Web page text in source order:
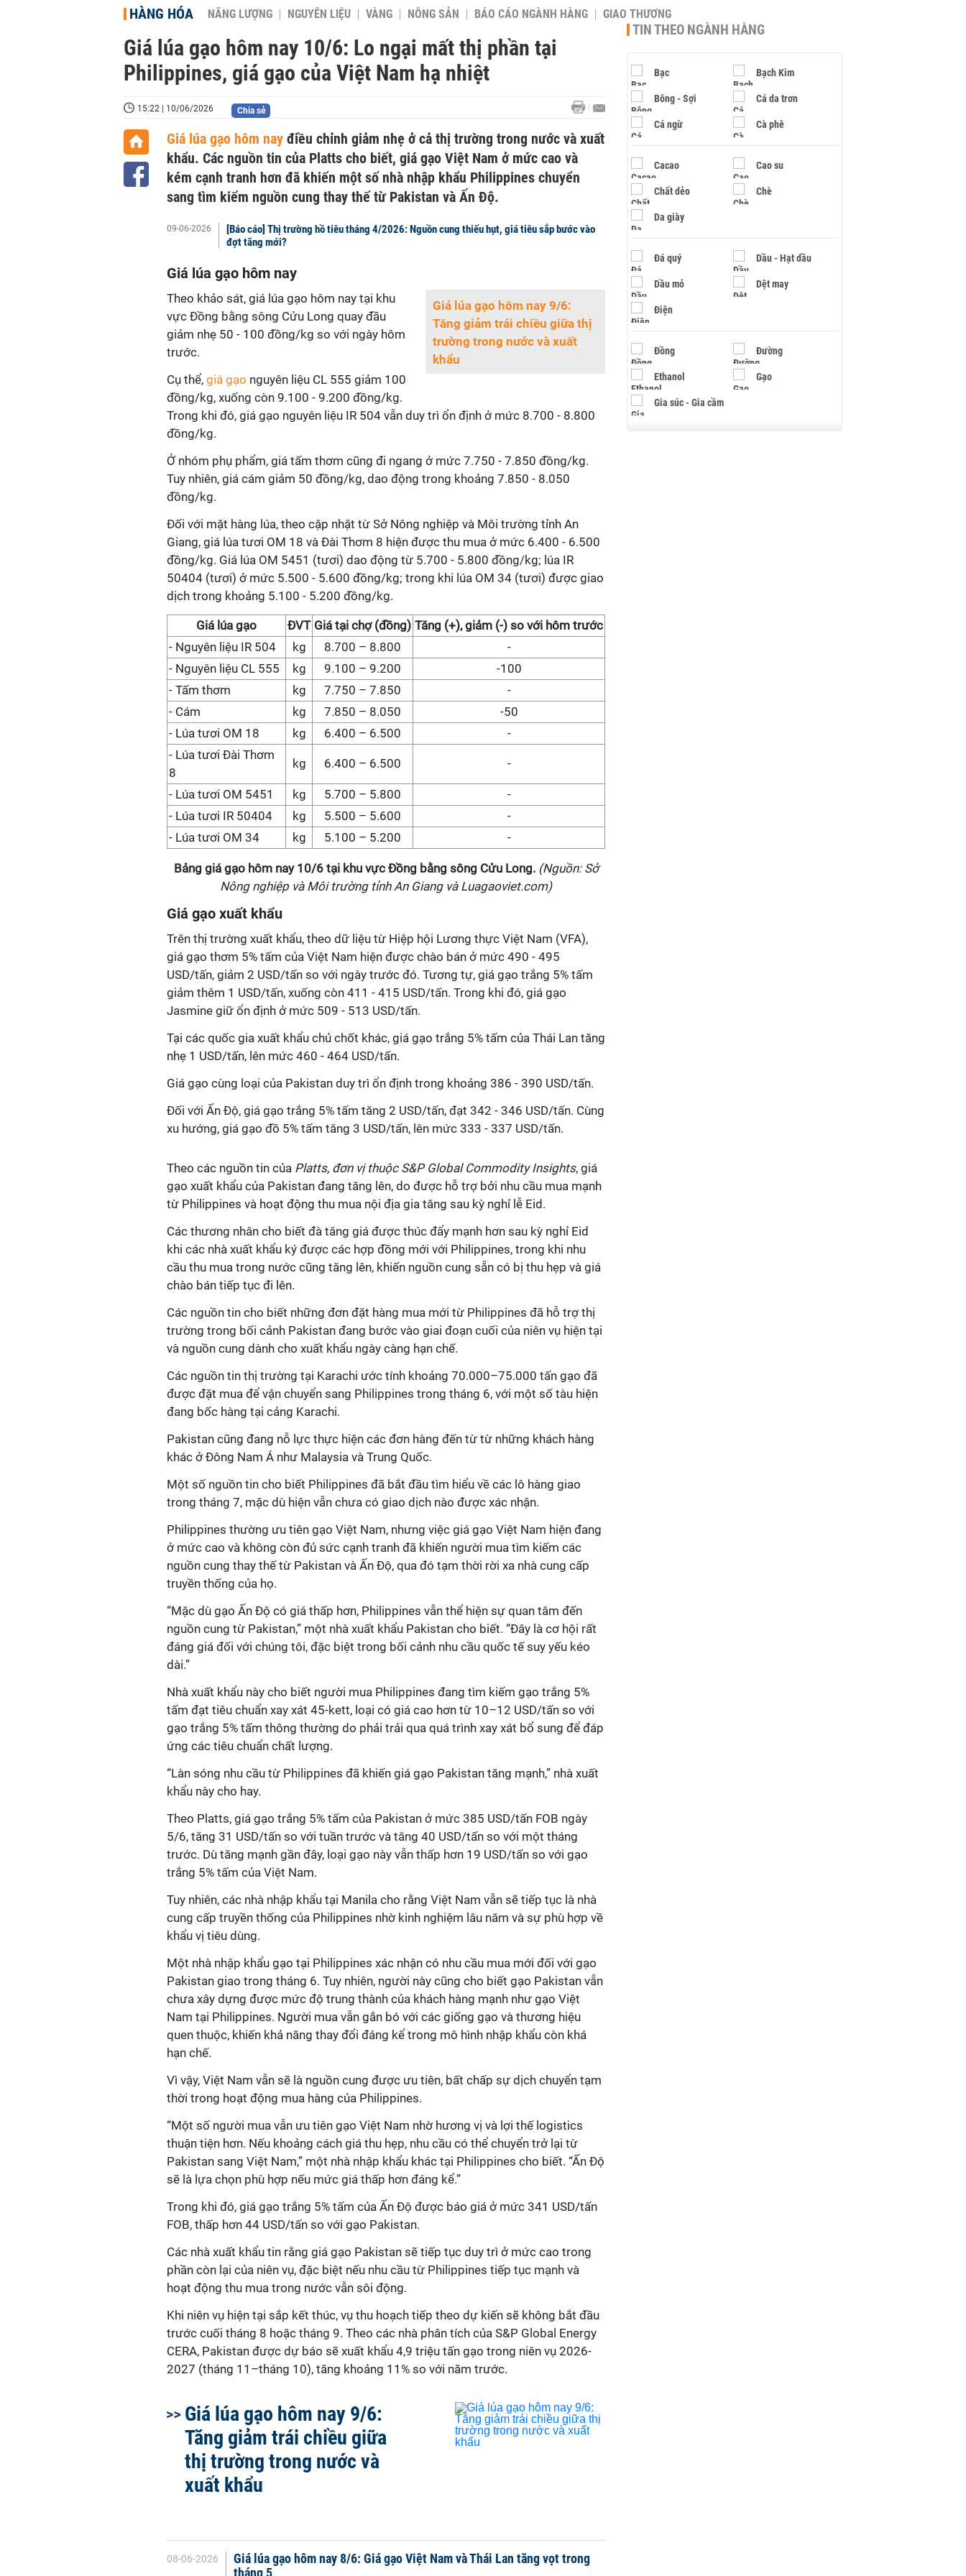
HÀNG HÓA NĂNG LƯỢNG NGUYÊN LIỆU VÀNG NÔNG SẢN BÁO CÁO NGÀNH HÀNG GIAO THƯƠNG
Giá lúa gạo hôm nay 10/6: Lo ngại mất thị phần tại
Philippines, giá gạo của Việt Nam hạ nhiệt
15:22 | 10/06/2026 Chia sẻ
Giá lúa gạo hôm nay điều chỉnh giảm nhẹ ở cả thị trường trong nước và xuất
khẩu. Các nguồn tin của Platts cho biết, giá gạo Việt Nam ở mức cao và
kém cạnh tranh hơn đã khiến một số nhà nhập khẩu Philippines chuyển
sang tìm kiếm nguồn cung thay thế từ Pakistan và Ấn Độ.
09-06-2026
[Báo cáo] Thị trường hồ tiêu tháng 4/2026: Nguồn cung thiếu hụt, giá tiêu sắp bước vào
đợt tăng mới?
Giá lúa gạo hôm nay
Giá lúa gạo hôm nay 9/6:
Tăng giảm trái chiều giữa thị
trường trong nước và xuất
khẩu
Theo khảo sát, giá lúa gạo hôm nay tại khu
vực Đồng bằng sông Cửu Long quay đầu
giảm nhẹ 50 - 100 đồng/kg so với ngày hôm
trước.
Cụ thể, giá gạo nguyên liệu CL 555 giảm 100
đồng/kg, xuống còn 9.100 - 9.200 đồng/kg.
Trong khi đó, giá gạo nguyên liệu IR 504 vẫn duy trì ổn định ở mức 8.700 - 8.800
đồng/kg.
Ở nhóm phụ phẩm, giá tấm thơm cũng đi ngang ở mức 7.750 - 7.850 đồng/kg.
Tuy nhiên, giá cám giảm 50 đồng/kg, dao động trong khoảng 7.850 - 8.050
đồng/kg.
Đối với mặt hàng lúa, theo cập nhật từ Sở Nông nghiệp và Môi trường tỉnh An
Giang, giá lúa tươi OM 18 và Đài Thơm 8 hiện được thu mua ở mức 6.400 - 6.500
đồng/kg. Giá lúa OM 5451 (tươi) dao động từ 5.700 - 5.800 đồng/kg; lúa IR
50404 (tươi) ở mức 5.500 - 5.600 đồng/kg; trong khi lúa OM 34 (tươi) được giao
dịch trong khoảng 5.100 - 5.200 đồng/kg.
Giá lúa gạo ĐVT Giá tại chợ(đồng) Tăng (+), giảm (-) so với hôm trước
- Nguyên liệu IR 504 kg 8.700 – 8.800
-
- Nguyên liệu CL 555 kg 9.100 – 9.200
-100
- Tấm thơm
kg 7.750 – 7.850
-
- Cám
kg 7.850 – 8.050
-50
- Lúa tươi OM 18
kg 6.400 – 6.500
-
- Lúa tươi Đài Thơm
8
kg 6.400 – 6.500 -
- Lúa tươi OM 5451 kg 5.700 – 5.800
-
- Lúa tươi IR 50404
kg 5.500 – 5.600
-
- Lúa tươi OM 34
kg 5.100 – 5.200 -
Bảng giá gạo hôm nay10/6tại khu vực Đồng bằng sông Cửu Long. (Nguồn: Sở
Nông nghiệp và Môi trường tỉnh An Giang và Luagaoviet.com)
Giá gạo xuất khẩu
Trên thị trường xuất khẩu, theo dữ liệu từ Hiệp hội Lương thực Việt Nam (VFA),
giá gạo thơm 5% tấm của Việt Nam hiện được chào bán ở mức 490 - 495
USD/tấn, giảm 2 USD/tấn so với ngày trước đó. Tương tự, giá gạo trắng 5% tấm
giảm thêm 1 USD/tấn, xuống còn 411 - 415 USD/tấn. Trong khi đó, giá gạo
Jasmine giữ ổn định ở mức 509 - 513 USD/tấn.
Tại các quốc gia xuất khẩu chủ chốt khác, giá gạo trắng 5% tấm của Thái Lan tăng
nhẹ 1 USD/tấn, lên mức 460 - 464 USD/tấn.
Giá gạo cùng loại của Pakistan duy trì ổn định trong khoảng 386 - 390 USD/tấn.
Đối với Ấn Độ, giá gạo trắng 5% tấm tăng 2 USD/tấn, đạt 342 - 346 USD/tấn. Cùng
xu hướng, giá gạo đồ 5% tấm tăng 3 USD/tấn, lên mức 333 - 337 USD/tấn.
Theo các nguồn tin của Platts, đơn vị thuộc S&P Global Commodity Insights, giá
gạo xuất khẩu của Pakistan đang tăng lên, do được hỗ trợ bởi nhu cầu mua mạnh
từ Philippines và hoạt động thu mua nội địa gia tăng sau kỳ nghỉ lễ Eid.
Các thương nhân cho biết đà tăng giá được thúc đẩy mạnh hơn sau kỳ nghỉ Eid
khi các nhà xuất khẩu ký được các hợp đồng mới với Philippines, trong khi nhu
cầu thu mua trong nước cũng tăng lên, khiến nguồn cung sẵn có bị thu hẹp và giá
chào bán tiếp tục đi lên.
Các nguồn tin cho biết những đơn đặt hàng mua mới từ Philippines đã hỗ trợ thị
trường trong bối cảnh Pakistan đang bước vào giai đoạn cuối của niên vụ hiện tại
và nguồn cung dành cho xuất khẩu ngày càng hạn chế.
Các nguồn tin thị trường tại Karachi ước tính khoảng 70.000–75.000 tấn gạo đã
được đặt mua để vận chuyển sang Philippines trong tháng 6, với một số tàu hiện
đang bốc hàng tại cảng Karachi.
Pakistan cũng đang nỗ lực thực hiện các đơn hàng đến từ từ những khách hàng
khác ở Đông Nam Á như Malaysia và Trung Quốc.
Một số nguồn tin cho biết Philippines đã bắt đầu tìm hiểu về các lô hàng giao
trong tháng 7, mặc dù hiện vẫn chưa có giao dịch nào được xác nhận.
Philippines thường ưu tiên gạo Việt Nam, nhưng việc giá gạo Việt Nam hiện đang
ở mức cao và không còn đủ sức cạnh tranh đã khiến người mua tìm kiếm các
nguồn cung thay thế từ Pakistan và Ấn Độ, qua đó tạm thời rời xa nhà cung cấp
truyền thống của họ.
“Mặc dù gạo Ấn Độ có giá thấp hơn, Philippines vẫn thể hiện sự quan tâm đến
nguồn cung từ Pakistan,” một nhà xuất khẩu Pakistan cho biết. “Đây là cơ hội rất
đáng giá đối với chúng tôi, đặc biệt trong bối cảnh nhu cầu quốc tế suy yếu kéo
dài.”
Nhà xuất khẩu này cho biết người mua Philippines đang tìm kiếm gạo trắng 5%
tấm đạt tiêu chuẩn xay xát 45-kett, loại có giá cao hơn từ 10–12 USD/tấn so với
gạo trắng 5% tấm thông thường do phải trải qua quá trình xay xát bổ sung để đáp
ứng các tiêu chuẩn chất lượng.
“Làn sóng nhu cầu từ Philippines đã khiến giá gạo Pakistan tăng mạnh,” nhà xuất
khẩu này cho hay.
Theo Platts, giá gạo trắng 5% tấm của Pakistan ở mức 385 USD/tấn FOB ngày
5/6, tăng 31 USD/tấn so với tuần trước và tăng 40 USD/tấn so với một tháng
trước. Dù tăng mạnh gần đây, loại gạo này vẫn thấp hơn 19 USD/tấn so với gạo
trắng 5% tấm của Việt Nam.
Tuy nhiên, các nhà nhập khẩu tại Manila cho rằng Việt Nam vẫn sẽ tiếp tục là nhà
cung cấp truyền thống của Philippines nhờ kinh nghiệm lâu năm và sự phù hợp về
khẩu vị tiêu dùng.
Một nhà nhập khẩu gạo tại Philippines xác nhận có nhu cầu mua mới đối với gạo
Pakistan giao trong tháng 6. Tuy nhiên, người này cũng cho biết gạo Pakistan vẫn
chưa xây dựng được mức độ trung thành của khách hàng mạnh như gạo Việt
Nam tại Philippines. Người mua vẫn gắn bó với các giống gạo và thương hiệu
quen thuộc, khiến khả năng thay đổi đáng kể trong mô hình nhập khẩu còn khá
hạn chế.
Vì vậy, Việt Nam vẫn sẽ là nguồn cung được ưu tiên, bất chấp sự dịch chuyển tạm
thời trong hoạt động mua hàng của Philippines.
“Một số người mua vẫn ưu tiên gạo Việt Nam nhờ hương vị và lợi thế logistics
thuận tiện hơn. Nếu khoảng cách giá thu hẹp, nhu cầu có thể chuyển trở lại từ
Pakistan sang Việt Nam,” một nhà nhập khẩu khác tại Philippines cho biết. “Ấn Độ
sẽ là lựa chọn phù hợp nếu mức giá thấp hơn đáng kể.”
Trong khi đó, giá gạo trắng 5% tấm của Ấn Độ được báo giá ở mức 341 USD/tấn
FOB, thấp hơn 44 USD/tấn so với gạo Pakistan.
Các nhà xuất khẩu tin rằng giá gạo Pakistan sẽ tiếp tục duy trì ở mức cao trong
phần còn lại của niên vụ, đặc biệt nếu nhu cầu từ Philippines tiếp tục mạnh và
hoạt động thu mua trong nước vẫn sôi động.
Khi niên vụ hiện tại sắp kết thúc, vụ thu hoạch tiếp theo dự kiến sẽ không bắt đầu
trước cuối tháng 8 hoặc tháng 9. Theo các nhà phân tích của S&P Global Energy
CERA, Pakistan được dự báo sẽ xuất khẩu 4,9 triệu tấn gạo trong niên vụ 2026-
2027 (tháng 11–tháng 10), tăng khoảng 11% so với năm trước.
Giá lúa gạo hôm nay 9/6:
Tăng giảm trái chiều giữa
thị trường trong nước và
xuất khẩu
08-06-2026
Giá lúa gạo hôm nay 8/6: Giá gạo Việt Nam và Thái Lan tăng vọt trong
tháng 5
TIN THEO NGÀNH HÀNG
Bạc Bạch Kim
Bông - Sợi Cá da trơn
Cá ngừ Cà phê
Cacao Cao su
Chất dẻo Chè
Da giày
Đá quý Dầu - Hạt dầu
Dầu mỏ Dệt may
Điện
Đồng Đường
Ethanol Gạo
Gia súc - Gia cầm